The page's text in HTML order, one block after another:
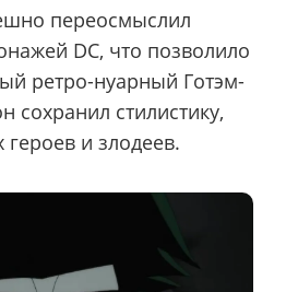
переосмыслил
DC, что позволило
ретро-нуарный Готэм-
сохранил стилистику,
и злодеев.